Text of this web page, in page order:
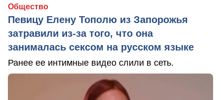
Общество
Певицу Елену Тополю из Запорожья
затравили из-за того, что она
занималась сексом на русском языке
Ранее ее интимные видео слили в сеть.